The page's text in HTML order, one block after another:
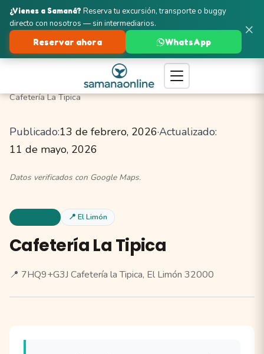
Turismo en Samaná El Limón
Cafeterías
Cafetería La Tipica
Publicado:13 de febrero, 2026·Actualizado:
11 de mayo, 2026
Datos verificados con Google Maps.
📍 El Limón
Cafetería La Tipica
📍 7HQ9+G3J Cafetería la Tipica, El Limón 32000
×
¿Vienes a Samaná? Reserva tu excursión, transporte o buggy
directo con nosotros — sin intermediarios.
Reservar ahora WhatsApp